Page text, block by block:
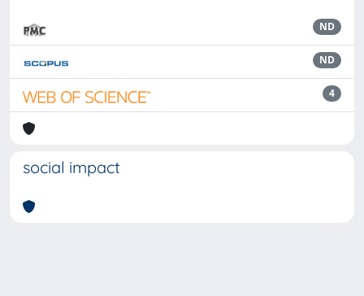
ND
ND
4
social impact